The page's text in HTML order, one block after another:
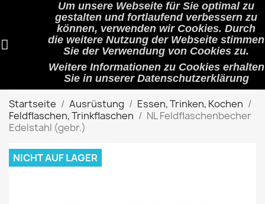
Um unsere Webseite für Sie optimal zu
gestalten und fortlaufend verbessern zu
können, verwenden wir Cookies. Durch
die weitere Nutzung der Webseite stimmen
Sie der Verwendung von Cookies zu.
Weitere Informationen zu Cookies erhalten
Sie in unserer Datenschutzerklärung
shopping_cart (0)

Startseite Ausrüstung
Essen, Trinken, Kochen
Feldflaschen, Trinkflaschen
NL Feldflaschenbecher
Edelstahl (gebr.)
NICHT AUF LAGER